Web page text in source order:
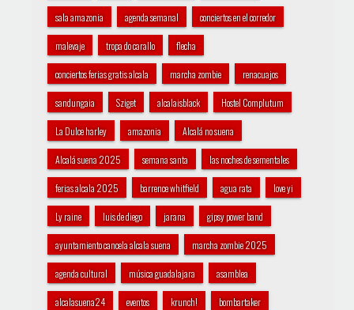
sala amazonia agenda semanal conciertos en el corredor
malevaje tropa do carallo flecha
conciertos ferias gratis alcala marcha zombie renacuajos
sandungaia Sziget alcalaisblack Hostel Complutum
La Dulce harley amazonia Alcalá no suena
Alcalá suena 2025 semana santa las noches de sementales
ferias alcala 2025 barrence whitfield agua rata love yi
Ly raine luis de diego jarana gipsy power band
ayuntamiento cancela alcala suena marcha zombie 2025
agenda cultural música guadalajara asamblea
alcalasuena24 eventos krunch! bombartaker